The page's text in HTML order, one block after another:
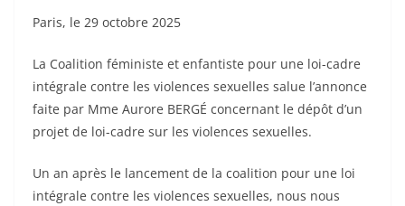
Paris, le 29 octobre 2025
La Coalition féministe et enfantiste pour une loi-cadre
intégrale contre les violences sexuelles salue l’annonce
faite par Mme Aurore BERGÉ concernant le dépôt d’un
projet de loi-cadre sur les violences sexuelles.
Un an après le lancement de la coalition pour une loi
intégrale contre les violences sexuelles, nous nous